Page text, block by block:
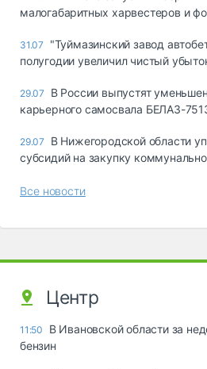
малогабаритных харвестеров и
31.07
"Туймазинский завод
полугодии увеличил чистый
29.07
В России выпустят
карьерного самосвала БЕЛАЗ-
29.07
В Нижегородской области
субсидий на закупку
Все новости
Центр
11:50
В Ивановской области за
бензин